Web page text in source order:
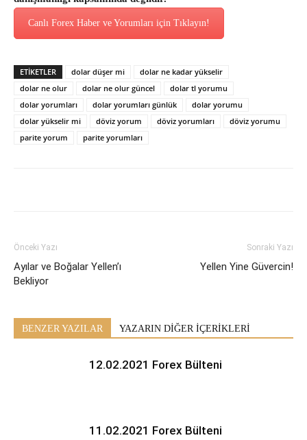
Canlı Forex Haber ve Yorumları için Tıklayın!
ETİKETLER dolar düşer mi
dolar ne kadar yükselir
dolar ne olur
dolar ne olur güncel
dolar tl yorumu
dolar yorumları
dolar yorumları günlük
dolar yorumu
dolar yükselir mi
döviz yorum döviz yorumları
döviz yorumu
parite yorum
parite yorumları
Önceki Yazı
Ayılar ve Boğalar Yellen’ı
Bekliyor
Sonraki Yazı
Yellen Yine Güvercin!
BENZER YAZILAR YAZARIN DİĞER İÇERİKLERİ
12.02.2021 Forex Bülteni
11.02.2021 Forex Bülteni